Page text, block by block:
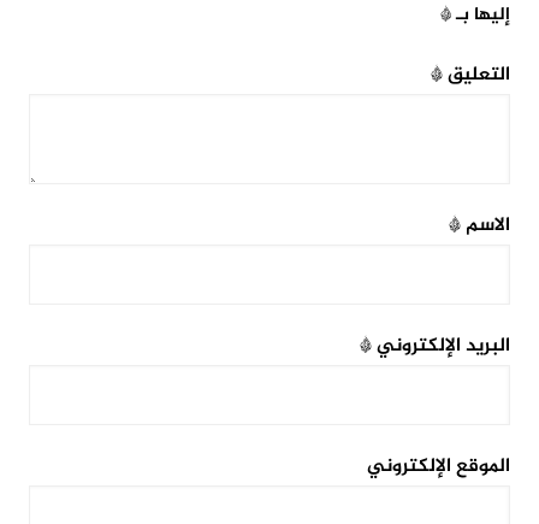
إليها بـ*
التعليق*
الاسم*
البريد الإلكتروني*
الموقع الإلكتروني